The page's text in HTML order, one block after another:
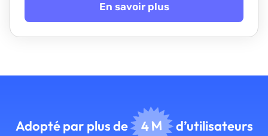
En savoir plus
Adopté par plus de 4 M
d’utilisateurs